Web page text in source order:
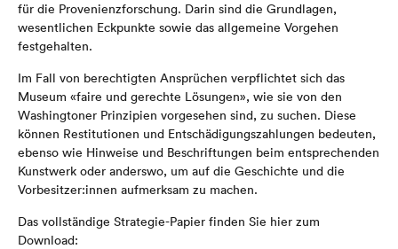
für die Provenienzforschung. Darin sind die Grundlagen,
wesentlichen Eckpunkte sowie das allgemeine Vorgehen
festgehalten.
Im Fall von berechtigten Ansprüchen verpflichtet sich das
Museum «faire und gerechte Lösungen», wie sie von den
Washingtoner Prinzipien vorgesehen sind, zu suchen. Diese
können Restitutionen und Entschädigungszahlungen bedeuten,
ebenso wie Hinweise und Beschriftungen beim entsprechenden
Kunstwerk oder anderswo, um auf die Geschichte und die
Vorbesitzer:innen aufmerksam zu machen.
Das vollständige Strategie-Papier finden Sie hier zum
Download: